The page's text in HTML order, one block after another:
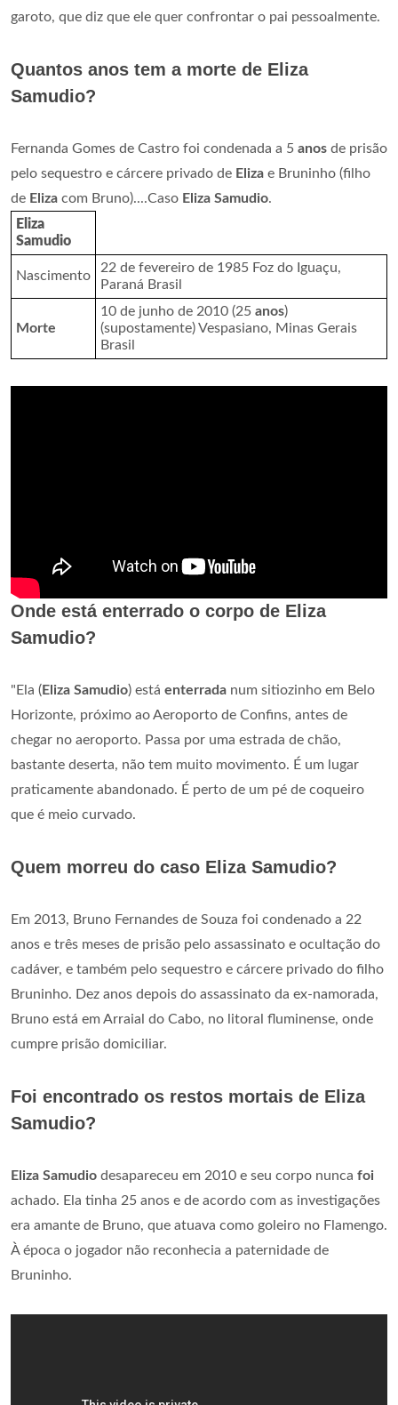
garoto, que diz que ele quer confrontar o pai pessoalmente.
Quantos anos tem a morte de Eliza
Samudio?
Fernanda Gomes de Castro foi condenada a 5 anos de prisão
pelo sequestro e cárcere privado de Eliza e Bruninho (filho
de Eliza com Bruno)....Caso Eliza Samudio.
Eliza
Samudio
Nascimento
22 de fevereiro de 1985 Foz do Iguaçu,
Paraná Brasil
Morte
10 de junho de 2010 (25 anos)
(supostamente) Vespasiano, Minas Gerais
Brasil
Onde está enterrado o corpo de Eliza
Samudio?
"Ela (Eliza Samudio) está enterrada num sitiozinho em Belo
Horizonte, próximo ao Aeroporto de Confins, antes de
chegar no aeroporto. Passa por uma estrada de chão,
bastante deserta, não tem muito movimento. É um lugar
praticamente abandonado. É perto de um pé de coqueiro
que é meio curvado.
Quem morreu do caso Eliza Samudio?
Em 2013, Bruno Fernandes de Souza foi condenado a 22
anos e três meses de prisão pelo assassinato e ocultação do
cadáver, e também pelo sequestro e cárcere privado do filho
Bruninho. Dez anos depois do assassinato da ex-namorada,
Bruno está em Arraial do Cabo, no litoral fluminense, onde
cumpre prisão domiciliar.
Foi encontrado os restos mortais de Eliza
Samudio?
Eliza Samudio desapareceu em 2010 e seu corpo nunca foi
achado. Ela tinha 25 anos e de acordo com as investigações
era amante de Bruno, que atuava como goleiro no Flamengo.
À época o jogador não reconhecia a paternidade de
Bruninho.